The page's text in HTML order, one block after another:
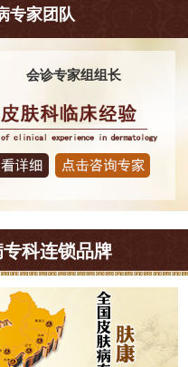
专家团队
会诊专家组组长
科连锁品牌